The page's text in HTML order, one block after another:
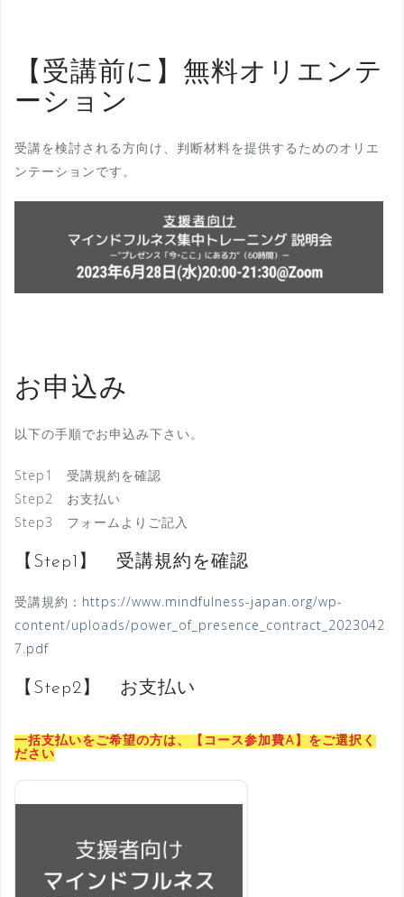
【受講前に】無料オリエンテ
ーション
受講を検討される方向け、判断材料を提供するためのオリエ
ンテーションです。
お申込み
以下の手順でお申込み下さい。
Step1 受講規約を確認
Step2 お支払い
Step3 フォームよりご記入
【Step1】 受講規約を確認
受講規約： https://www.mindfulness-japan.org/wp-
content/uploads/power_of_presence_contract_2023042
7.pdf
【Step2】 お支払い
一括支払いをご希望の方は、【コース参加費A】をご選択く
ださい